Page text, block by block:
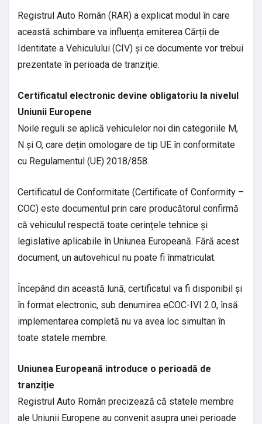
Registrul Auto Român (RAR) a explicat modul în care
această schimbare va influența emiterea Cărții de
Identitate a Vehiculului (CIV) și ce documente vor trebui
prezentate în perioada de tranziție.
Certificatul electronic devine obligatoriu la nivelul
Uniunii Europene
Noile reguli se aplică vehiculelor noi din categoriile M,
N și O, care dețin omologare de tip UE în conformitate
cu Regulamentul (UE) 2018/858.
Certificatul de Conformitate (Certificate of Conformity –
COC) este documentul prin care producătorul confirmă
că vehiculul respectă toate cerințele tehnice și
legislative aplicabile în Uniunea Europeană. Fără acest
document, un autovehicul nu poate fi înmatriculat.
Începând din această lună, certificatul va fi disponibil și
în format electronic, sub denumirea eCOC-IVI 2.0, însă
implementarea completă nu va avea loc simultan în
toate statele membre.
Uniunea Europeană introduce o perioadă de
tranziție
Registrul Auto Român precizează că statele membre
ale Uniunii Europene au convenit asupra unei perioade